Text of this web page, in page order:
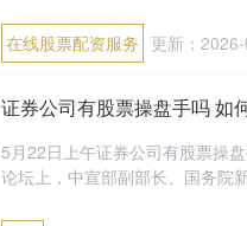
在线股票配资服务 更新：
证券公司有股票操盘手吗 如
5月22日上午证券公司有股票操
论坛上，中宣部副部长、国务院